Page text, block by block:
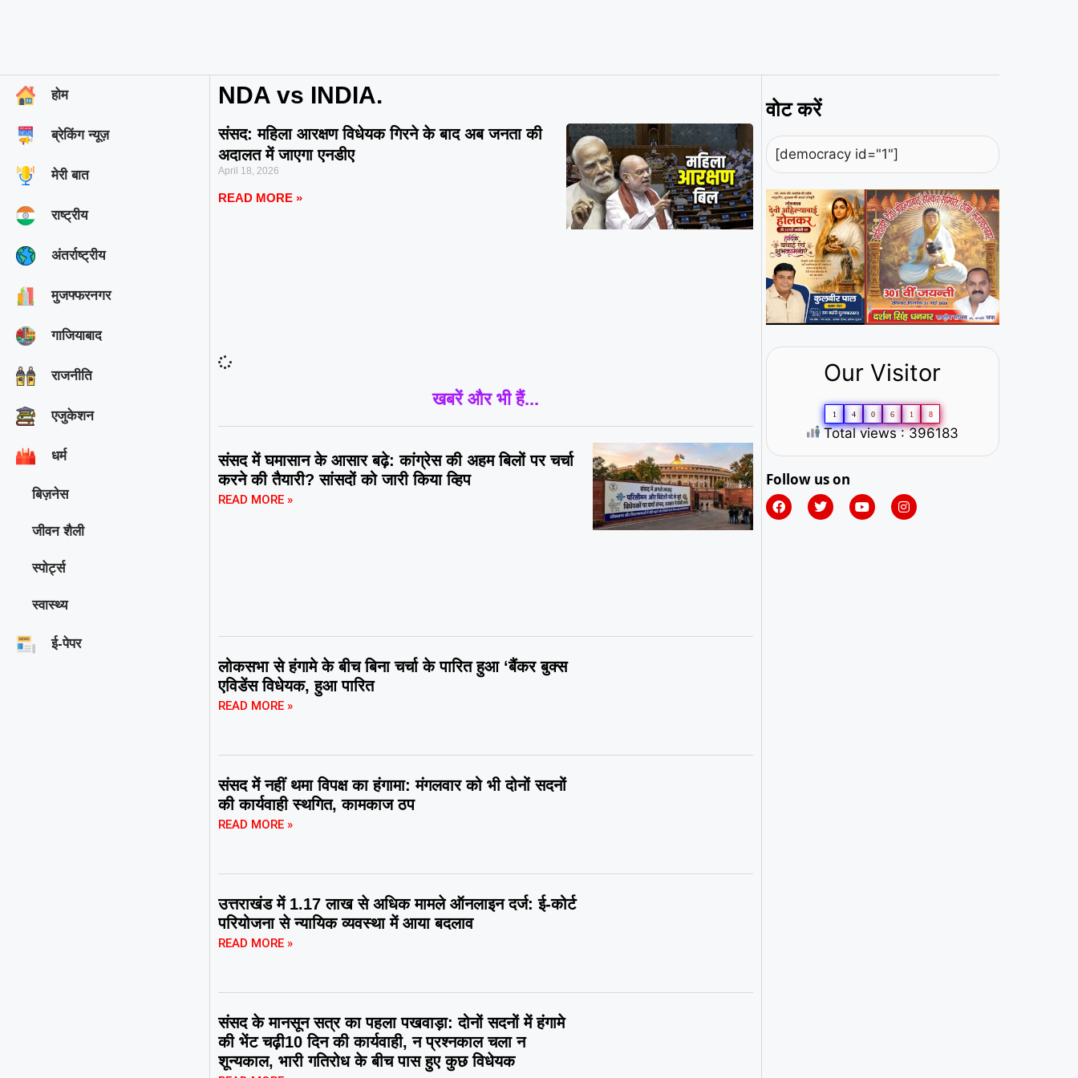
होम
ब्रेकिंग न्यूज़
मेरी बात
राष्ट्रीय
अंतर्राष्ट्रीय
मुजफ्फरनगर
गाजियाबाद
राजनीति
एजुकेशन
धर्म
बिज़नेस
जीवन शैली
स्पोर्ट्स
स्वास्थ्य
ई-पेपर
NDA vs INDIA.
संसद: महिला आरक्षण विधेयक गिरने के बाद अब जनता की
अदालत में जाएगा एनडीए
April 18, 2026
READ MORE »
खबरें और भी हैं...
संसद में घमासान के आसार बढ़े: कांग्रेस की अहम बिलों पर चर्चा
करने की तैयारी? सांसदों को जारी किया व्हिप
READ MORE »
लोकसभा से हंगामे के बीच बिना चर्चा के पारित हुआ ‘बैंकर बुक्स
एविडेंस विधेयक, हुआ पारित
READ MORE »
संसद में नहीं थमा विपक्ष का हंगामा: मंगलवार को भी दोनों सदनों
की कार्यवाही स्थगित, कामकाज ठप
READ MORE »
उत्तराखंड में 1.17 लाख से अधिक मामले ऑनलाइन दर्ज: ई-कोर्ट
परियोजना से न्यायिक व्यवस्था में आया बदलाव
READ MORE »
संसद के मानसून सत्र का पहला पखवाड़ा: दोनों सदनों में हंगामे
की भेंट चढ़ी10 दिन की कार्यवाही, न प्रश्नकाल चला न
शून्यकाल, भारी गतिरोध के बीच पास हुए कुछ विधेयक
वोट करें
[democracy id="1"]
Our Visitor
1 4 0 6 1 8
Total views : 396183
Follow us on